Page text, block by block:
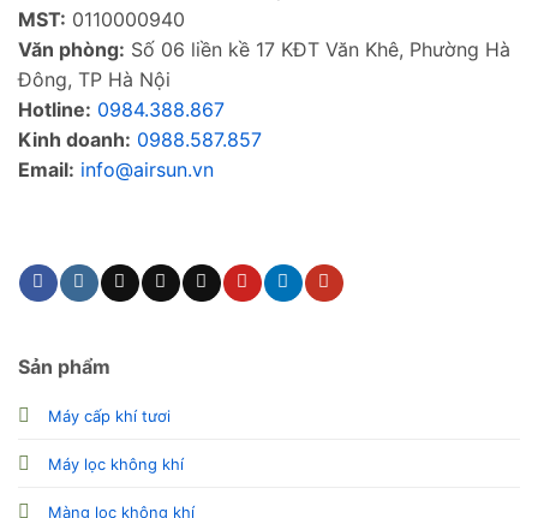
MST: 0110000940
Văn phòng: Số 06 liền kề 17 KĐT Văn Khê, Phường Hà
Đông, TP Hà Nội
Hotline: 0984.388.867
Kinh doanh: 0988.587.857
Email: info@airsun.vn
Sản phẩm
Máy cấp khí tươi
Máy lọc không khí
Màng lọc không khí